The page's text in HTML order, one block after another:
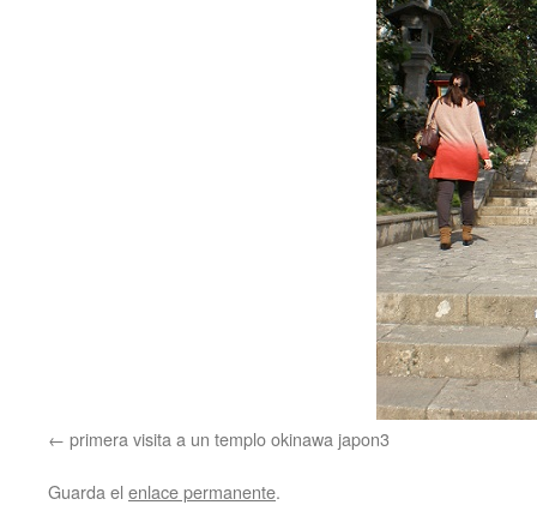
primera visita a un templo okinawa japon3
Guarda el enlace permanente.